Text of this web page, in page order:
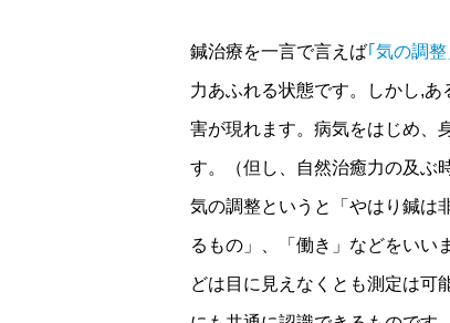
鍼治療を一言で言えば｢気の調整
力あふれる状態です。しかし,
害が現れます。病気をはじめ、
す。（但し、自然治癒力の及ぶ
気の調整というと「やはり鍼は
るもの」、「働き」などをいい
どは目に見えなくとも測定は可